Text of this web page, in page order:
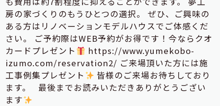
房の家づくりのもうひとつの選択。 ぜひ、ご興味の
ある方はリノベーションモデルハウスでご体感くだ
さい。 ご予約際はWEB予約がお得です！今ならクオ
カードプレゼント
https://www.yumekobo-
izumo.com/reservation2/ ご来場頂いた方には施
工事例集プレゼント
皆様のご来場お待ちしており
ます。 最後までお読みいただきありがとうござい
ます